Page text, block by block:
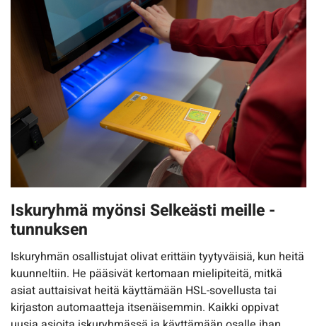
Iskuryhmä myönsi Selkeästi meille -
tunnuksen
Iskuryhmän osallistujat olivat erittäin tyytyväisiä, kun heitä
kuunneltiin. He pääsivät kertomaan mielipiteitä, mitkä
asiat auttaisivat heitä käyttämään HSL-sovellusta tai
kirjaston automaatteja itsenäisemmin. Kaikki oppivat